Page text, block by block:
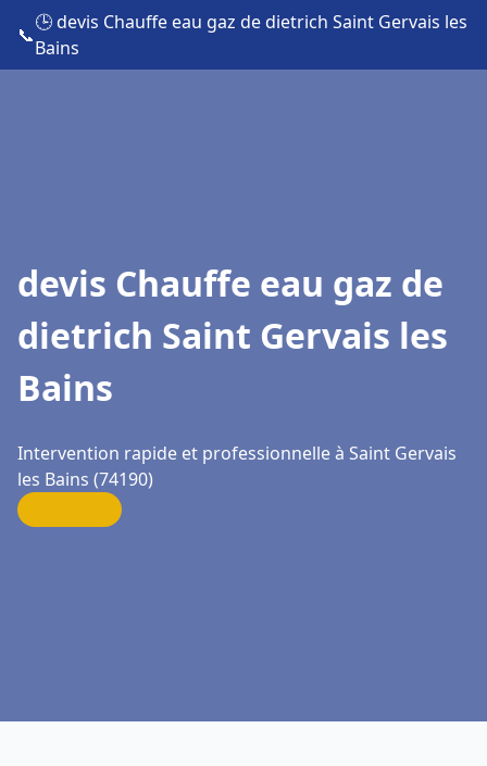
📞
🕒 devis Chauffe eau gaz de dietrich Saint Gervais les
Bains
devis Chauffe eau gaz de
dietrich Saint Gervais les
Bains
Intervention rapide et professionnelle à Saint Gervais
les Bains (74190)